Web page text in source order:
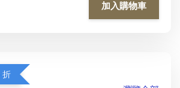
加入購物車
折